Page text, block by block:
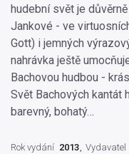
hudební svět je
Jankové - ve
Gott) i jemných
nahrávka ještě
Bachovou hudbou -
Svět Bachových kantát
barevný, bohatý…
Rok vydání 2013 Vydavatel